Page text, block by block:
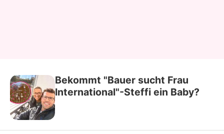
Bekommt "Bauer sucht Frau
International"-Steffi ein Baby?